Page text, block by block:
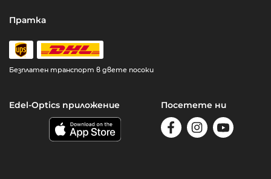
Пратка
Безплатен транспорт в двете посоки
Edel-Optics приложение Посетете ни